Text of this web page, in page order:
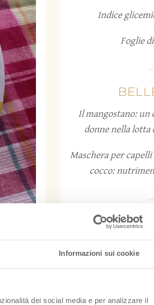
Informazioni sui cookie
dei social media e per analizzare il
Indice
Foglie
Il mangostano: un
donne nella
Maschera per
cocco:
Grattachecca:
Bruschette estive:
Come